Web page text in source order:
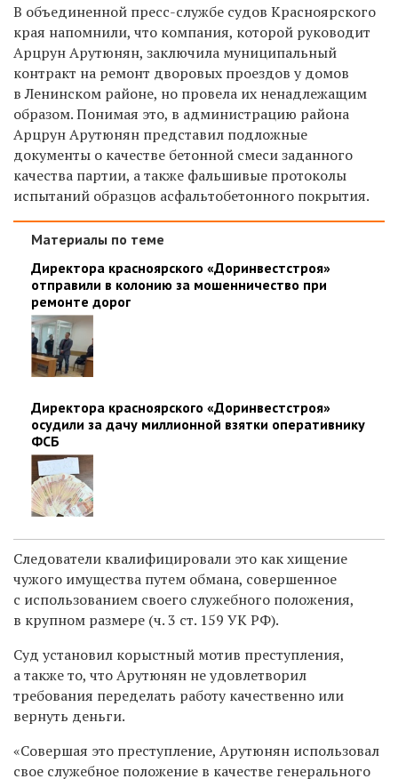
В объединенной пресс-службе судов Красноярского
края напомнили, что компания, которой руководит
Арцрун Арутюнян, заключила муниципальный
контракт на ремонт дворовых проездов у домов
в Ленинском районе, но провела их ненадлежащим
образом. Понимая это, в администрацию района
Арцрун Арутюнян представил подложные
документы о качестве бетонной смеси заданного
качества партии, а также фальшивые протоколы
испытаний образцов асфальтобетонного покрытия.
Материалы по теме
Директора красноярского «Доринвестстроя»
отправили в колонию за мошенничество при
ремонте дорог
Директора красноярского «Доринвестстроя»
осудили за дачу миллионной взятки оперативнику
ФСБ
Следователи квалифицировали это как хищение
чужого имущества путем обмана, совершенное
с использованием своего служебного положения,
в крупном размере (ч. 3 ст. 159 УК РФ).
Суд установил корыстный мотив преступления,
а также то, что Арутюнян не удовлетворил
требования переделать работу качественно или
вернуть деньги.
«Совершая это преступление, Арутюнян использовал
свое служебное положение в качестве генерального